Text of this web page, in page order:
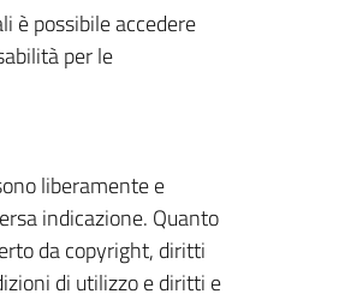
è possibile accedere
per le
liberamente e
indicazione. Quanto
da copyright, diritti
di utilizzo e diritti e